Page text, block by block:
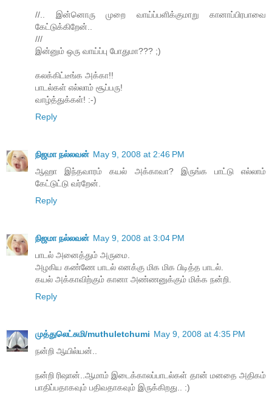
//.. இன்னொரு முறை வாய்ப்பளிக்குமாறு கானாப்பிரபாவை
கேட்டுக்கிறேன்..
///
இன்னும் ஒரு வாய்ப்பு போதுமா??? ;)
கலக்கிட்டீங்க அக்கா!!
பாடல்கள் எல்லாம் சூப்பரு!
வாழ்த்துக்கள்! :-)
Reply
நிஜமா நல்லவன் May 9, 2008 at 2:46 PM
ஆஹா இந்தவாரம் கயல் அக்காவா? இருங்க பாட்டு எல்லாம்
கேட்டுட்டு வர்றேன்.
Reply
நிஜமா நல்லவன் May 9, 2008 at 3:04 PM
பாடல் அனைத்தும் அருமை.
அழகிய கண்ணே பாடல் எனக்கு மிக மிக பிடித்த பாடல்.
கயல் அக்காவிற்கும் கானா அண்ணனுக்கும் மிக்க நன்றி.
Reply
முத்துலெட்சுமி/muthuletchumi May 9, 2008 at 4:35 PM
நன்றி ஆயில்யன்..
நன்றி ரிஷான்..ஆமாம் இடைக்காலப்பாடல்கள் தான் மனதை அதிகம்
பாதிப்பதாகவும் பதிவதாகவும் இருக்கிறது.. :)